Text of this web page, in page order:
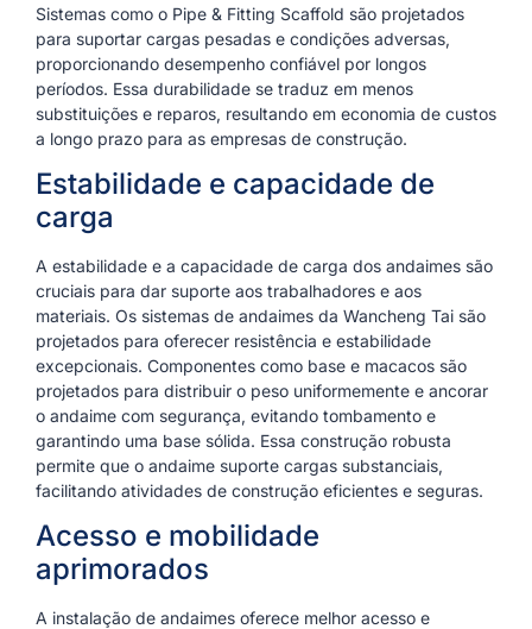
Sistemas como o Pipe & Fitting Scaffold são projetados
para suportar cargas pesadas e condições adversas,
proporcionando desempenho confiável por longos
períodos. Essa durabilidade se traduz em menos
substituições e reparos, resultando em economia de custos
a longo prazo para as empresas de construção.
Estabilidade e capacidade de
carga
A estabilidade e a capacidade de carga dos andaimes são
cruciais para dar suporte aos trabalhadores e aos
materiais. Os sistemas de andaimes da Wancheng Tai são
projetados para oferecer resistência e estabilidade
excepcionais. Componentes como base e macacos são
projetados para distribuir o peso uniformemente e ancorar
o andaime com segurança, evitando tombamento e
garantindo uma base sólida. Essa construção robusta
permite que o andaime suporte cargas substanciais,
facilitando atividades de construção eficientes e seguras.
Acesso e mobilidade
aprimorados
A instalação de andaimes oferece melhor acesso e